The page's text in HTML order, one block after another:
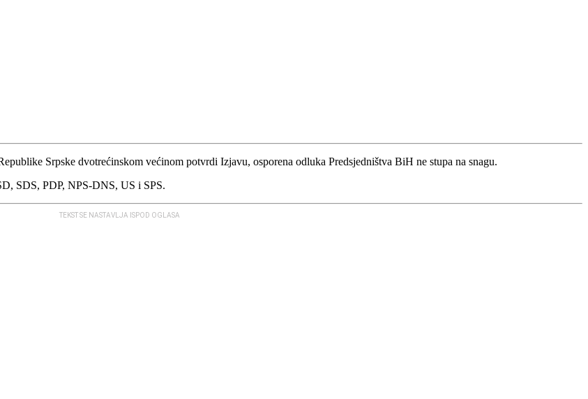
Srpske dvotrećinskom većinom potvrdi Izjavu, osporena odluka Predsjedništva BiH ne stupa na snagu.
SDS, PDP, NPS-DNS, US i SPS.
TEKST SE NASTAVLJA ISPOD OGLASA